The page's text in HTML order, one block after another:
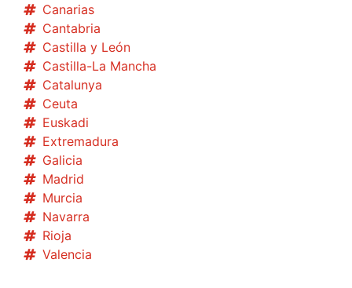
Canarias
Cantabria
Castilla y León
Castilla-La Mancha
Catalunya
Ceuta
Euskadi
Extremadura
Galicia
Madrid
Murcia
Navarra
Rioja
Valencia